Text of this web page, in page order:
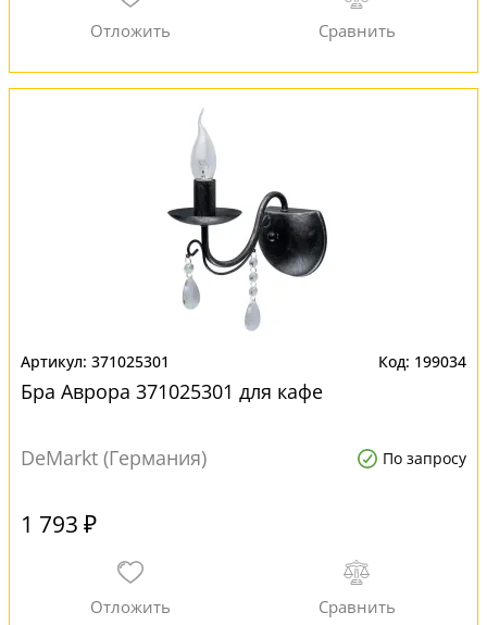
371025301 199034
Бра Аврора 371025301 для кафе
DeMarkt (Германия) По запросу
1 793 ₽